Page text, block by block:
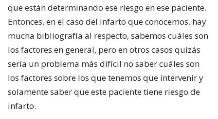
que están determinando ese riesgo en ese paciente.
Entonces, en el caso del infarto que conocemos, hay
mucha bibliografía al respecto, sabemos cuáles son
los factores en general, pero en otros casos quizás
sería un problema más difícil no saber cuáles son
los factores sobre los que tenemos que intervenir y
solamente saber que este paciente tiene riesgo de
infarto.